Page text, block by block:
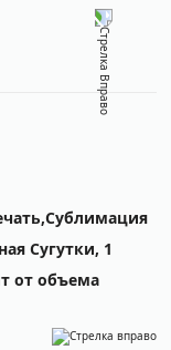
Сублимация
Сугутки, 1
от объема